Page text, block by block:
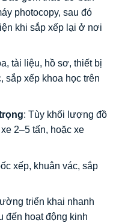
photocopy, sau đó
khi sắp xếp lại ở nơi
tài liệu, hồ sơ, thiết bị
sắp xếp khoa học trên
: Tùy khối lượng đồ
2–5 tấn, hoặc xe
xếp, khuân vác, sắp
triển khai nhanh
đến hoạt động kinh